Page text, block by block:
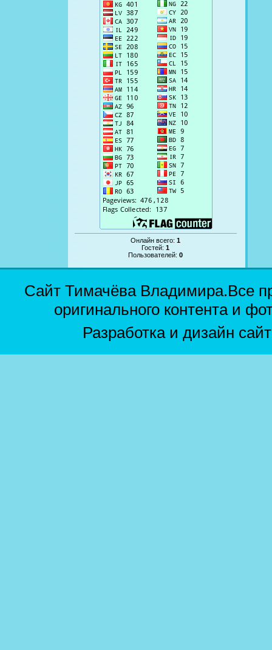
Онлайн всего:1
Гостей:1
Пользователей:0
Сайт Тимачёва Владимира.Все
оригинального контента и
Разработка и дизайн